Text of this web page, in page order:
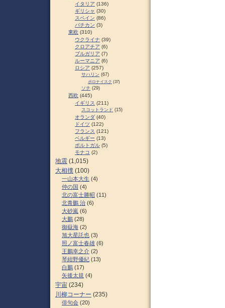
イタリア (136)
ギリシャ (30)
スペイン (86)
バチカン (3)
東欧 (310)
ウクライナ (39)
クロアチア (6)
ブルガリア (7)
ルーマニア (6)
ロシア (257)
サハリン (67)
ポロナイスク (37)
ソチ (29)
西欧 (445)
イギリス (211)
スコットランド (15)
オランダ (40)
ドイツ (122)
フランス (121)
ベルギー (13)
ポルトガル (5)
モナコ (2)
地震 (1,015)
大相撲 (100)
一山本大生 (4)
仲の国 (4)
北の富士勝昭 (11)
北青鵬 治 (6)
大砂嵐 (6)
大鵬 (28)
御嶽海 (2)
旭大星託也 (3)
照ノ富士春雄 (6)
王鵬幸之介 (2)
琴紺野優紀 (13)
白鵬 (17)
矢後太規 (4)
宇宙 (234)
川柳コーナー (235)
俳句会 (20)